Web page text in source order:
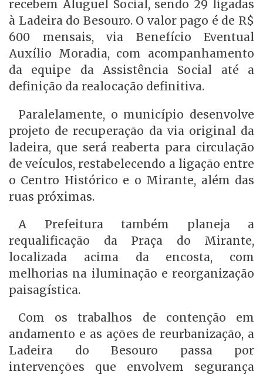
recebem Aluguel Social, sendo 29 ligadas
à Ladeira do Besouro. O valor pago é de R$
600 mensais, via Benefício Eventual
Auxílio Moradia, com acompanhamento
da equipe da Assistência Social até a
definição da realocação definitiva.
Paralelamente, o município desenvolve
projeto de recuperação da via original da
ladeira, que será reaberta para circulação
de veículos, restabelecendo a ligação entre
o Centro Histórico e o Mirante, além das
ruas próximas.
A Prefeitura também planeja a
requalificação da Praça do Mirante,
localizada acima da encosta, com
melhorias na iluminação e reorganização
paisagística.
Com os trabalhos de contenção em
andamento e as ações de reurbanização, a
Ladeira do Besouro passa por
intervenções que envolvem segurança